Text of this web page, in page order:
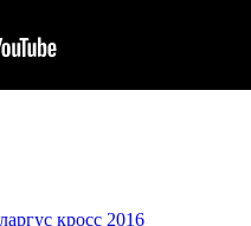
кросс 2016